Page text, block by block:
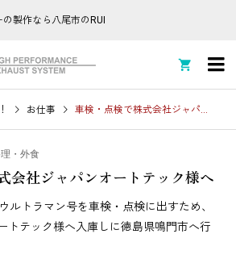
製作なら八尾市のRUI

お仕事 車検・点検で株式会社ジャパンオートテック様へ
・外食
会社ジャパンオートテック様へ
ルトラマン号を車検・点検に出すため、
トテック様へ入庫しに徳島県鳴門市へ行